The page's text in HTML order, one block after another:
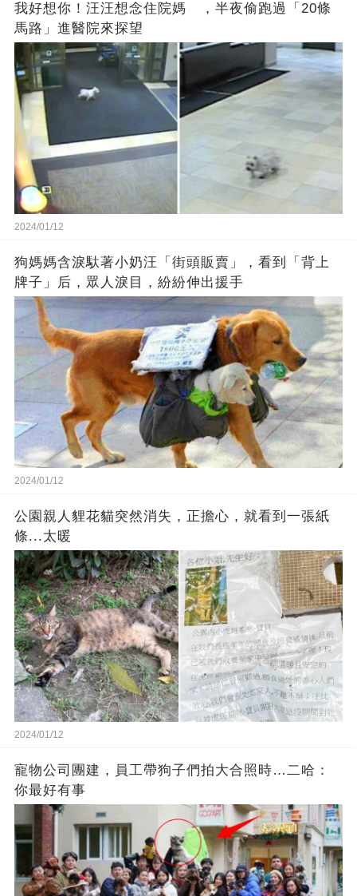
我好想你！汪汪想念住院媽 ，半夜偷跑過「20條
馬路」進醫院來探望
2024/01/12
狗媽媽含淚馱著小奶汪「街頭販賣」，看到「背上
牌子」后，眾人淚目，紛紛伸出援手
2024/01/12
公園親人貍花貓突然消失，正擔心，就看到一張紙
條...太暖
2024/01/12
寵物公司團建，員工帶狗子們拍大合照時…二哈：
你最好有事